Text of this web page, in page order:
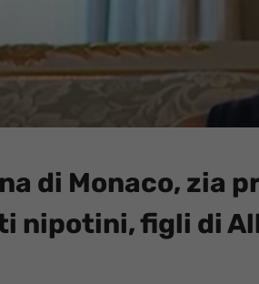
di Monaco, zia
nipotini, figli di